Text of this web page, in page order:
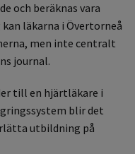
och beräknas vara
läkarna i Övertorneå
men inte centralt
journal.
till en hjärtläkare i
blir det
utbildning på